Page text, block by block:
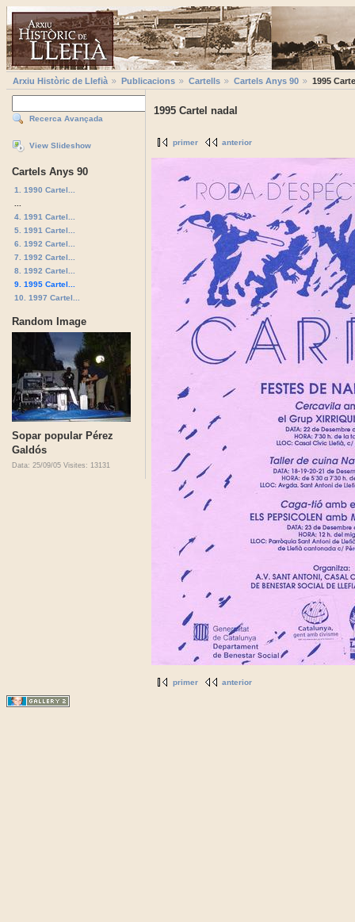
Arxiu Històric de Llefià Publicacions Cartells Cartels Anys 90 1995
Recerca Avançada
View Slideshow
Cartels Anys 90
1. 1990 Cartel...
4. 1991 Cartel...
5. 1991 Cartel...
6. 1992 Cartel...
7. 1992 Cartel...
8. 1992 Cartel...
9. 1995 Cartel...
10. 1997 Cartel...
Random Image
Sopar popular Pérez
Galdós
Data: 25/09/05 Visites: 13131
1995 Cartel nadal
primer anterior
primer anterior